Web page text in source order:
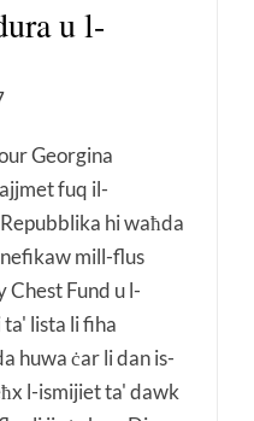
u l-
Georgina
fuq il-
hi waħda
mill-flus
Fund u l-
lista li fiha
huwa ċar li dan is-
l-ismijiet ta' dawk